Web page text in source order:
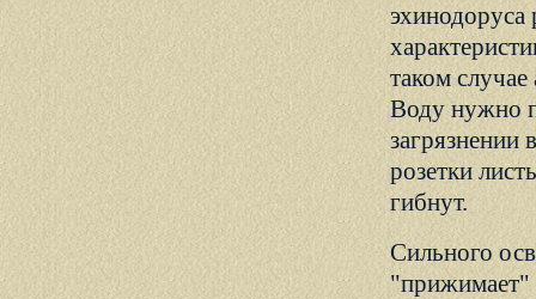
эхинодоруса
таком
Воду нужно
загрязнении
розетки
гибнут.
Сильного
"прижимает"